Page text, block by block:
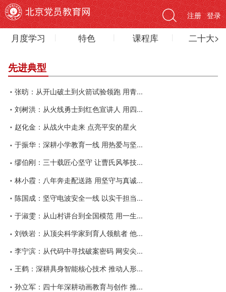
登录
注册
月度学习 特色 课程库 二十大>
先进典型
张昉：从开山破土到火箭试验领跑 用青...
刘树洪：从火线勇士到红色宣讲人 用四...
赵化金：从战火中走来 点亮平安的星火
于振华：深耕小学教育一线 用热爱与坚...
缪伯刚：三十载匠心坚守 让曹氏风筝技...
林小霞：八年奔走配送路 用坚守与真诚...
陈国成：坚守电波安全一线 以实干担当...
于淑雯：从山村讲台到全国模范 用一生...
刘铁岩：从顶尖科学家到育人领航者 他...
李宁滨：从代码中寻找破案密码 网安尖...
王鹤：深耕具身智能核心技术 推动人形...
孙立军：四十年深耕动画教育与创作 推...